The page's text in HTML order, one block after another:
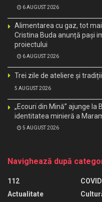
6 AUGUST 2026
Alimentarea cu gaz, tot
Cristina Buda anunță pași
proiectului
6 AUGUST 2026
Trei zile de ateliere și
5 AUGUST 2026
„Ecouri din Mină” ajunge la
identitatea minieră a
5 AUGUST 2026
Navighează după
112
Actualitate